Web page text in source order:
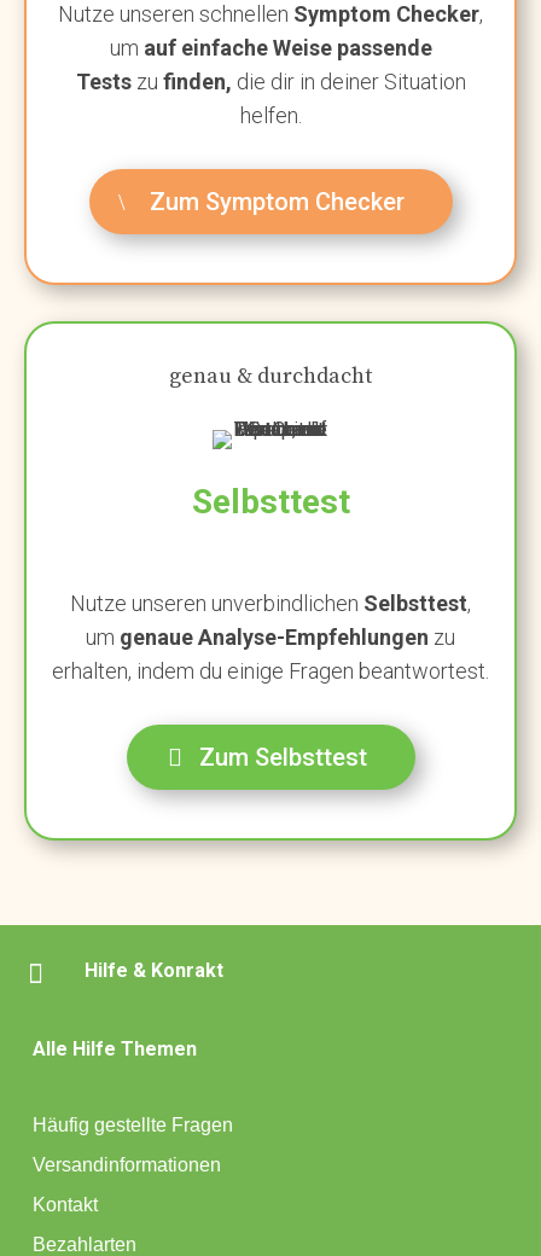
Nutze unseren schnellen Symptom Checker,
um auf einfache Weise passende
Testszu finden, die dir in deiner Situation
helfen.
Zum Symptom Checker
genau & durchdacht
Selbsttest
Nutze unseren unverbindlichen Selbsttest,
um genaue Analyse-Empfehlungen zu
erhalten, indem du einige Fragen beantwortest.
Zum Selbsttest
 Hilfe & Konrakt
Alle Hilfe Themen
Häufig gestellte Fragen
Versandinformationen
Kontakt
Bezahlarten